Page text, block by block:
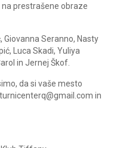
prestrašene obraze
Giovanna Seranno, Nasty
Luca Skadi, Yuliya
in Jernej Škof.
da si vaše mesto
in